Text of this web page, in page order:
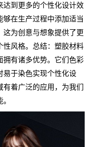
达到更多的个性化设计效
在生产过程中添加适当
这为创意与想象提供了更
性风格。总结：塑胶材料
拥有诸多优势。它们色彩
易于染色实现个性化设
着广泛的应用，为我们